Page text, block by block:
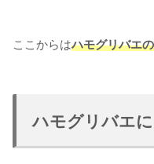
ここからはハモグリバエ
ハモグリバエ